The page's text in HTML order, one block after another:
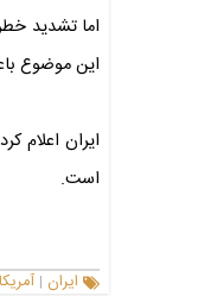
اما تشدید
این موضوع
ایران اعلام
است.
ایران | آمریکا